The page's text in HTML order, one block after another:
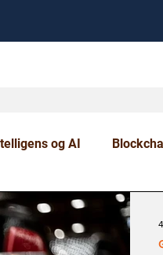
og AI
Uddannelse